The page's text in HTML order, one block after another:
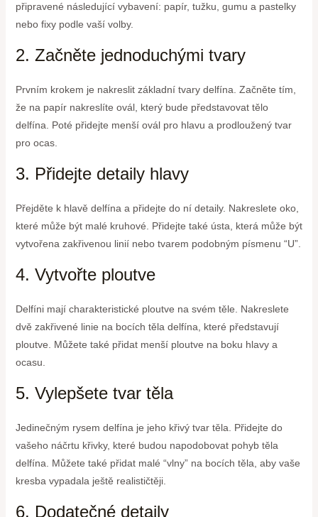
připravené následující vybavení: papír, tužku, gumu a pastelky
nebo fixy podle vaší volby.
2. Začněte jednoduchými tvary
Prvním krokem je nakreslit základní tvary delfína. Začněte tím,
že na papír nakreslíte ovál, který bude představovat tělo
delfína. Poté přidejte menší ovál pro hlavu a prodloužený tvar
pro ocas.
3. Přidejte detaily hlavy
Přejděte k hlavě delfína a přidejte do ní detaily. Nakreslete oko,
které může být malé kruhové. Přidejte také ústa, která může být
vytvořena zakřivenou linií nebo tvarem podobným písmenu “U”.
4. Vytvořte ploutve
Delfíni mají charakteristické ploutve na svém těle. Nakreslete
dvě zakřivené linie na bocích těla delfína, které představují
ploutve. Můžete také přidat menší ploutve na boku hlavy a
ocasu.
5. Vylepšete tvar těla
Jedinečným rysem delfína je jeho křivý tvar těla. Přidejte do
vašeho náčrtu křivky, které budou napodobovat pohyb těla
delfína. Můžete také přidat malé “vlny” na bocích těla, aby vaše
kresba vypadala ještě realističtěji.
6. Dodatečné detaily